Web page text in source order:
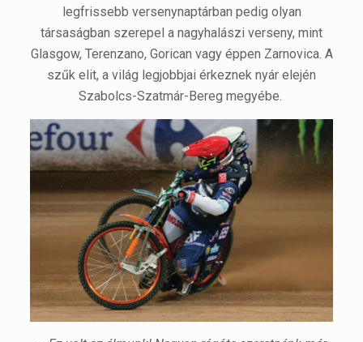
legfrissebb versenynaptárban pedig olyan
társaságban szerepel a nagyhalászi verseny, mint
Glasgow, Terenzano, Gorican vagy éppen Zarnovica. A
szűk elit, a világ legjobbjai érkeznek nyár elején
Szabolcs-Szatmár-Bereg megyébe.